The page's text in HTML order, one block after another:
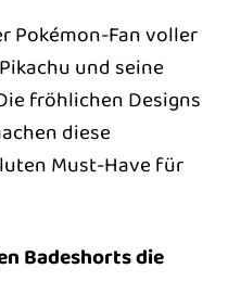
Pokémon-Fan voller
und seine
fröhlichen Designs
diese
Must-Have für
Badeshorts die